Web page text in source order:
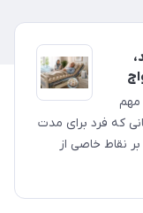
مهم
که فرد برای مدت
نقاط خاصی از